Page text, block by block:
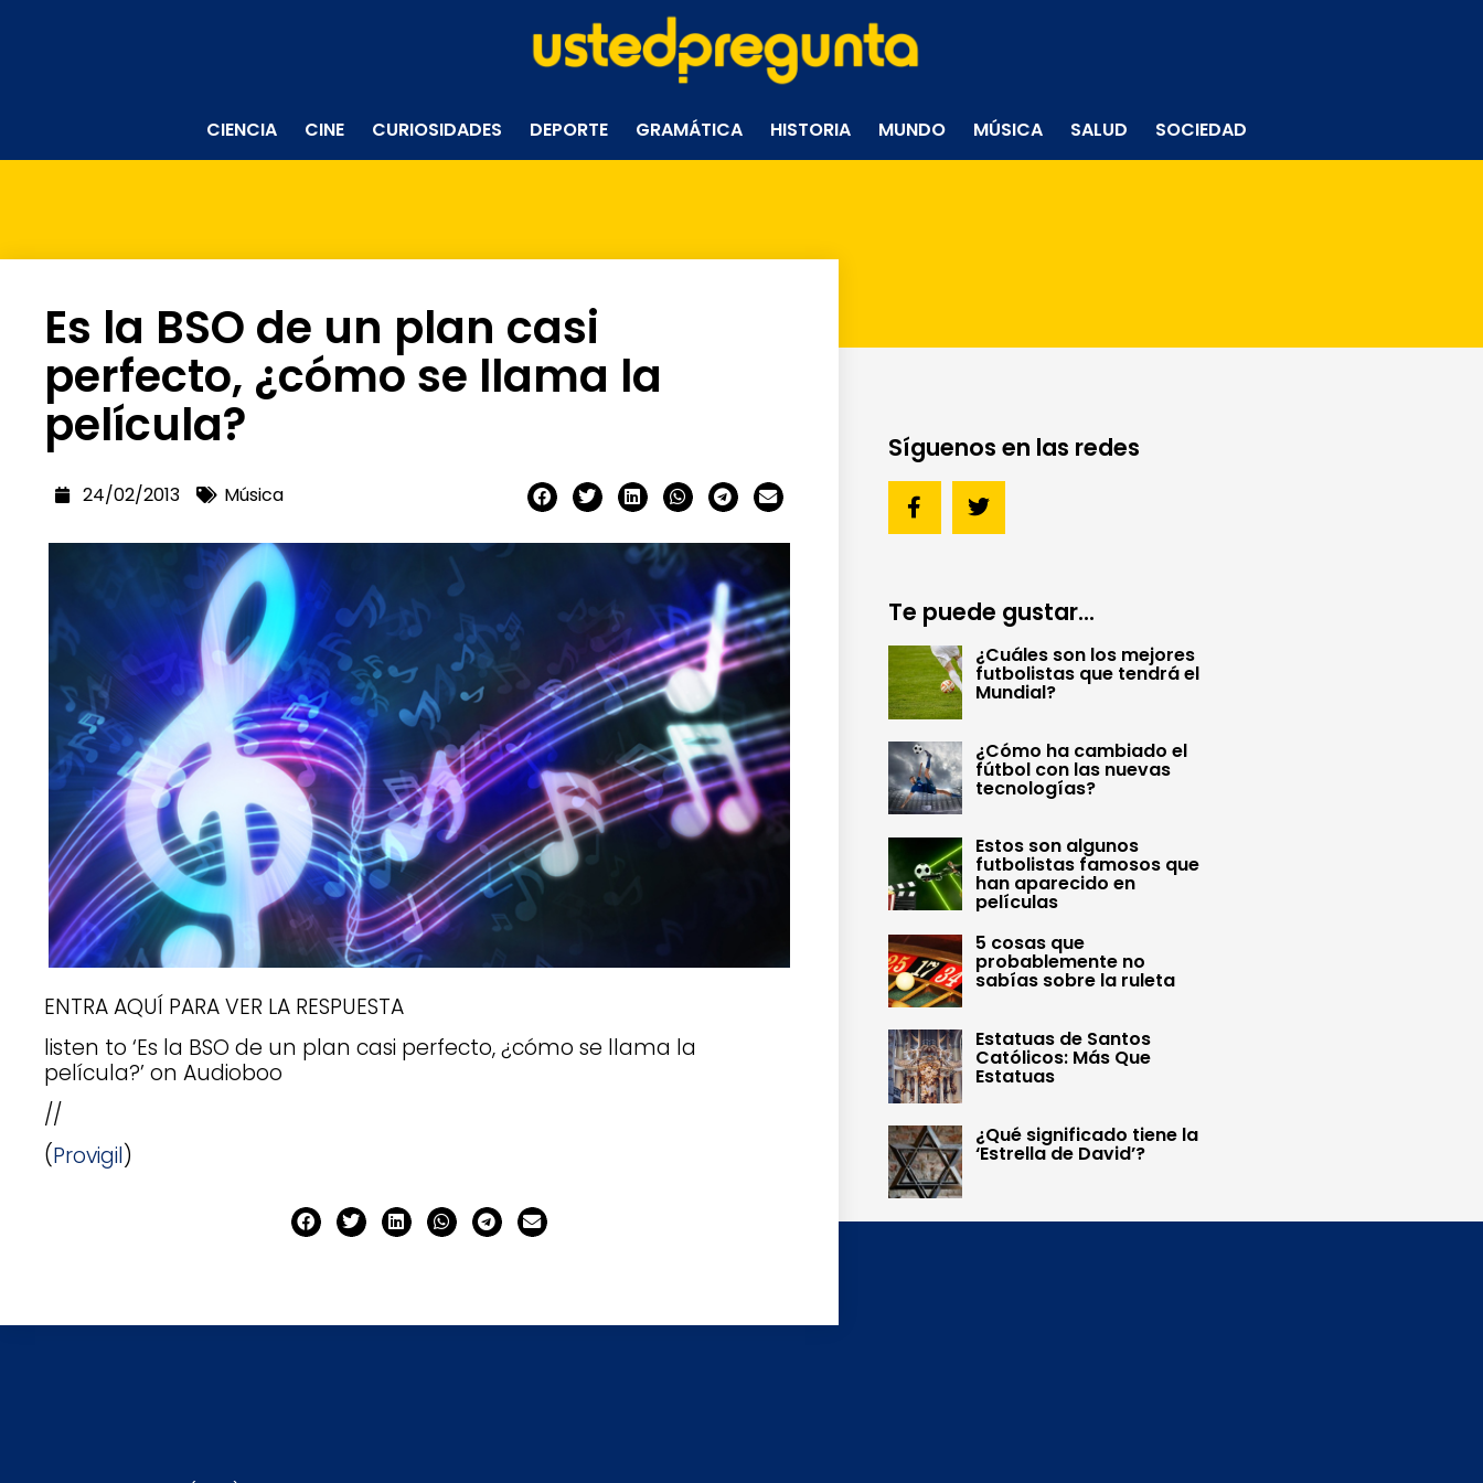
CIENCIA CINE CURIOSIDADES DEPORTE GRAMÁTICA HISTORIA MUNDO MÚSICA SALUD SOCIEDAD
Es la BSO de un plan casi
perfecto, ¿cómo se llama la
película?
24/02/2013 Música
ENTRA AQUÍ PARA VER LA RESPUESTA
listen to ‘Es la BSO de un plan casi perfecto, ¿cómo se llama la
película?’ on Audioboo
//
(Provigil)
Síguenos en las redes
Te puede gustar...
¿Cuáles son los mejores
futbolistas que tendrá el
Mundial?
¿Cómo ha cambiado el
fútbol con las nuevas
tecnologías?
Estos son algunos
futbolistas famosos que
han aparecido en
películas
5 cosas que
probablemente no
sabías sobre la ruleta
Estatuas de Santos
Católicos: Más Que
Estatuas
¿Qué significado tiene la
‘Estrella de David’?